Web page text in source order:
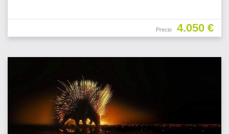
Precio 4.050 €